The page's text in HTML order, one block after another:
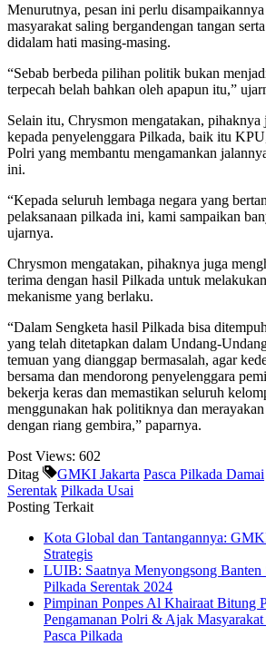
Menurutnya, pesan ini perlu
masyarakat saling bergandengan tangan
didalam hati masing-masing.
“Sebab berbeda pilihan politik bukan
terpecah belah bahkan oleh apapun itu,”
Selain itu, Chrysmon mengatakan, pihaknya
kepada penyelenggara Pilkada, baik itu
Polri yang membantu mengamankan
ini.
“Kepada seluruh lembaga negara yang
pelaksanaan pilkada ini, kami sampaikan
ujarnya.
Chrysmon mengatakan, pihaknya juga
terima dengan hasil Pilkada untuk
mekanisme yang berlaku.
“Dalam Sengketa hasil Pilkada bisa
yang telah ditetapkan dalam Undang-
temuan yang dianggap bermasalah, agar
bersama dan mendorong penyelenggara
bekerja keras dan memastikan seluruh
menggunakan hak politiknya dan merayakan
dengan riang gembira,” paparnya.
Post Views: 602
Ditag
GMKI Jakarta Pasca Pilkada Damai
Serentak Pilkada Usai
Posting Terkait
Kota Global dan Tantangannya:
Strategis
LUIB: Saatnya Menyongsong Banten
Pilkada Serentak 2024
Pimpinan Ponpes Al Khairaat Bitung
Pengamanan Polri & Ajak
Pasca Pilkada